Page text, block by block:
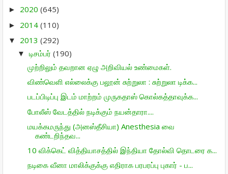
► 2020 (645)
► 2014 (110)
▼ 2013 (292)
▼ டிசம்பர் (190)
முற்றிலும் தவறான ஏழு அறிவியல் உண்மைகள்.
விண்வெளி எல்லைக்கு பலூன் சுற்றுலா : சுற்றுலா டிக்க...
படப்பிடிப்பு இடம் மாற்றம் முருகதாஸ் கொல்கத்தாவுக்க...
போலீஸ் வேடத்தில் நடிக்கும் நயன்தாரா....
மயக்கமருந்து (அனஸ்தீசியா) Anesthesia வை
கண்டறிந்தவ...
10 விக்கெட் வித்தியாசத்தில் இந்தியா தோல்வி தொடரை க...
நடிகை வீனா மாலிக்குக்கு எதிராக பரபரப்பு புகார் - ப...